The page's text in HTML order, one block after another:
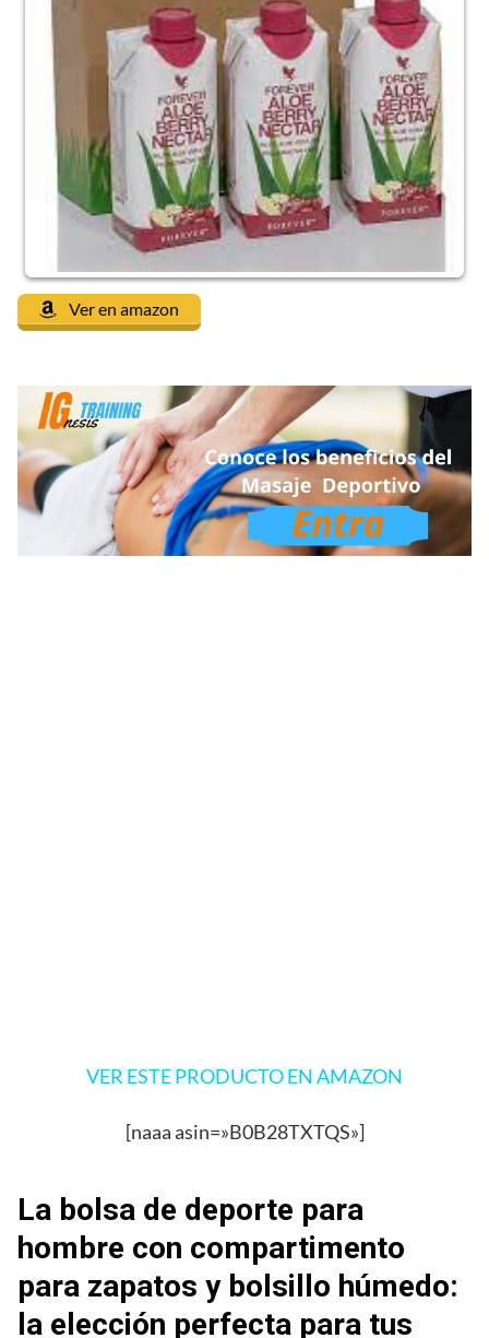
Ver en amazon
VER ESTE PRODUCTO EN AMAZON
[naaa asin=»B0B28TXTQS»]
La bolsa de deporte para
hombre con compartimento
para zapatos y bolsillo húmedo:
la elección perfecta para tus